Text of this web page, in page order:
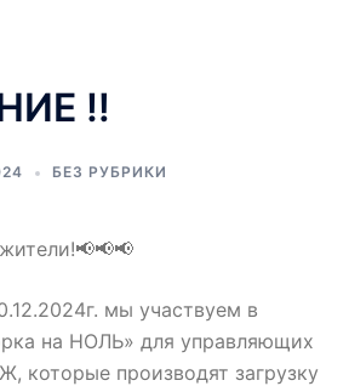
‼️
БЕЗ РУБРИКИ
мы участвуем в
на НОЛЬ» для управляющих
которые производят загрузку